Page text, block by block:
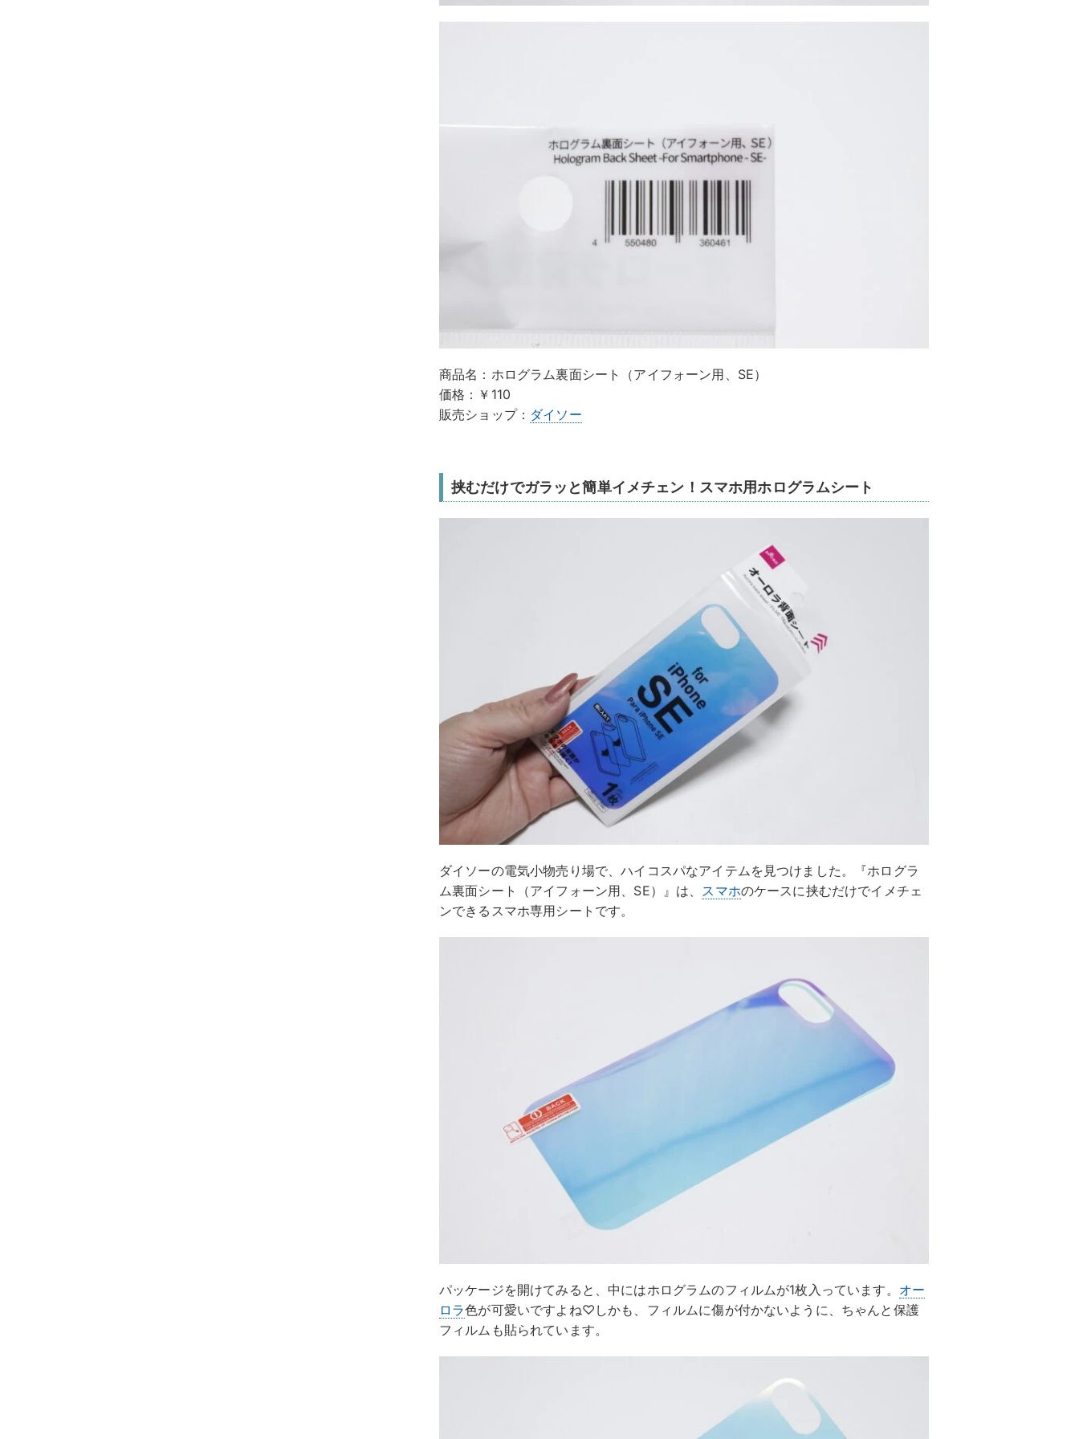
商品名：ホログラム裏面シート（アイフォーン用、SE）
価格：￥110
販売ショップ： ダイソー
挟むだけでガラッと簡単イメチェン！スマホ用ホログラムシート
ダイソーの電気小物売り場で、ハイコスパなアイテムを見つけました。『ホログラ
ム裏面シート（アイフォーン用、SE）』は、 スマホのケースに挟むだけでイメチェ
ンできるスマホ専用シートです。
パッケージを開けてみると、中にはホログラムのフィルムが1枚入っています。 オー
ロラ色が可愛いですよね♡しかも、フィルムに傷が付かないように、ちゃんと保護
フィルムも貼られています。